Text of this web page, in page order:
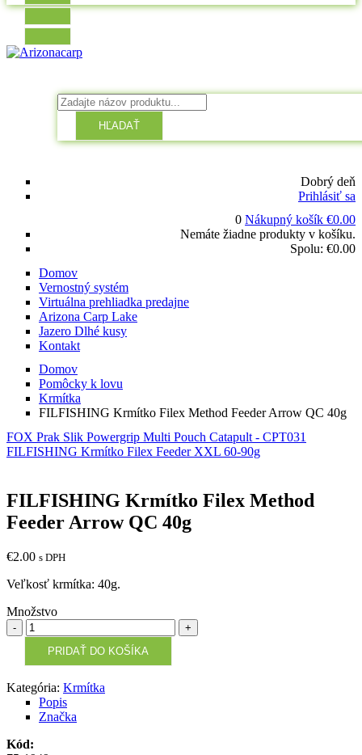
HĽADAŤ
Dobrý deň
Prihlásiť sa
0 Nákupný košík €0.00
Nemáte žiadne produkty v košíku.
Spolu: €0.00
Domov
Vernostný systém
Virtuálna prehliadka predajne
Arizona Carp Lake
Jazero Dlhé kusy
Kontakt
Domov
Pomôcky k lovu
Krmítka
FILFISHING Krmítko Filex Method Feeder Arrow QC 40g
FOX Prak Slik Powergrip Multi Pouch Catapult - CPT031
FILFISHING Krmítko Filex Feeder XXL 60-90g
FILFISHING Krmítko Filex Method
Feeder Arrow QC 40g
€2.00 s DPH
Veľkosť krmítka: 40g.
Množstvo
Množstvo
PRIDAŤ DO KOŠÍKA
Kategória: Krmítka
Popis
Značka
Kód: